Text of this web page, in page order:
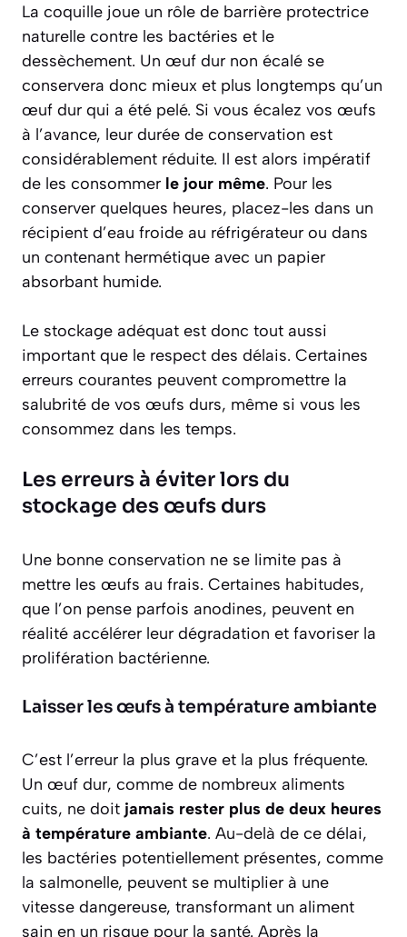
La coquille joue un rôle de barrière protectrice
naturelle contre les bactéries et le
dessèchement. Un œuf dur non écalé se
conservera donc mieux et plus longtemps qu’un
œuf dur qui a été pelé. Si vous écalez vos œufs
à l’avance, leur durée de conservation est
considérablement réduite. Il est alors impératif
de les consommer le jour même. Pour les
conserver quelques heures, placez-les dans un
récipient d’eau froide au réfrigérateur ou dans
un contenant hermétique avec un papier
absorbant humide.
Le stockage adéquat est donc tout aussi
important que le respect des délais. Certaines
erreurs courantes peuvent compromettre la
salubrité de vos œufs durs, même si vous les
consommez dans les temps.
Les erreurs à éviter lors du
stockage des œufs durs
Une bonne conservation ne se limite pas à
mettre les œufs au frais. Certaines habitudes,
que l’on pense parfois anodines, peuvent en
réalité accélérer leur dégradation et favoriser la
prolifération bactérienne.
Laisser les œufs à température ambiante
C’est l’erreur la plus grave et la plus fréquente.
Un œuf dur, comme de nombreux aliments
cuits, ne doit jamais rester plus de deux heures
à température ambiante. Au-delà de ce délai,
les bactéries potentiellement présentes, comme
la salmonelle, peuvent se multiplier à une
vitesse dangereuse, transformant un aliment
sain en un risque pour la santé. Après la